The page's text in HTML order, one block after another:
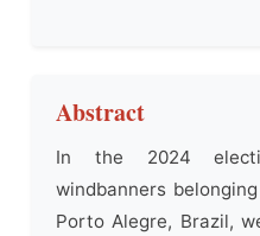
Abstract
In the 2024
windbanners
Porto Alegre, Brazil,